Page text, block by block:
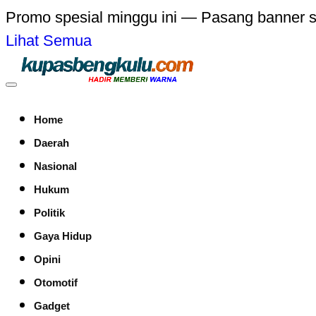
Promo spesial minggu ini — Pasang banner
Lihat Semua
Home
Daerah
Nasional
Hukum
Politik
Gaya Hidup
Opini
Otomotif
Gadget